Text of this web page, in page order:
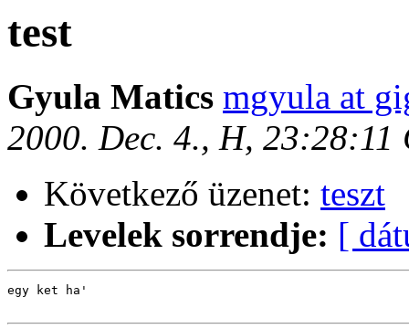
test
Gyula Matics mgyula at
2000. Dec. 4., H, 23:28:11
Következő üzenet: teszt
Levelek sorrendje: [
egy ket ha'